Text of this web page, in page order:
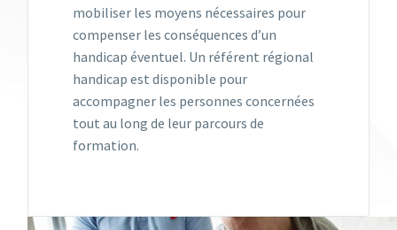
mobiliser les moyens nécessaires pour
compenser les conséquences d’un
handicap éventuel. Un référent régional
handicap est disponible pour
accompagner les personnes concernées
tout au long de leur parcours de
formation.